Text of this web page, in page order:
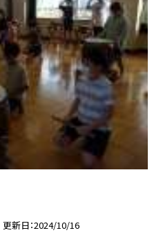
更新日 2024/10/16